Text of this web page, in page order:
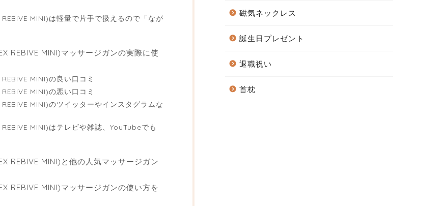
MINI)は軽量で片手で扱えるので「なが
REBIVE MINI)マッサージガンの実際に使
MINI)の良い口コミ
MINI)の悪い口コミ
MINI)のツイッターやインスタグラムな
MINI)はテレビや雑誌、YouTubeでも
REBIVE MINI)と他の人気マッサージガン
REBIVE MINI)マッサージガンの使い方を
磁気ネックレス
誕生日プレゼント
退職祝い
首枕